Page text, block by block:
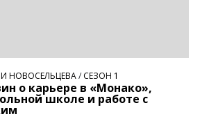
НОВОСЕЛЬЦЕВА/ СЕЗОН 1
о карьере в «Монако»,
школе и работе с